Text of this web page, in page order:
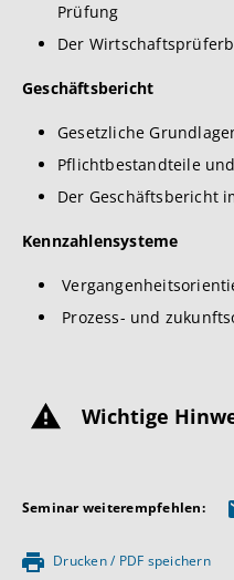
Prüfung
Der
Geschäftsbericht
Gesetzliche
Pflichtbestandteile
Der Geschäftsbericht
Kennzahlensysteme
Prozess- und
Wichtige
Seminar weiterempfehlen:
Drucken / PDF speichern